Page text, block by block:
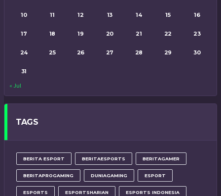
10 11 12 13 14 15 16
17 18 19 20 21 22 23
24 25 26 27 28 29 30
31
« Jul
TAGS
BERITA ESPORT BERITAESPORTS BERITAGAMER
BERITAPROGAMING DUNIAGAMING ESPORT
ESPORTS ESPORTSHARIAN ESPORTS INDONESIA